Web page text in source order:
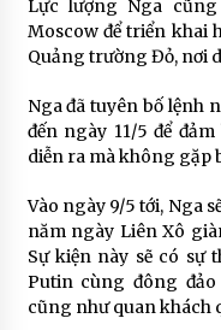
Lực lượng Nga
Moscow để triển khai
Quảng trường Đỏ, nơi
Nga đã tuyên bố lệnh
đến ngày 11/5 để
diễn ra mà không gặp
Vào ngày 9/5 tới, Nga
năm ngày Liên Xô
Sự kiện này sẽ có sự
Putin cùng đông
cũng như quan khách